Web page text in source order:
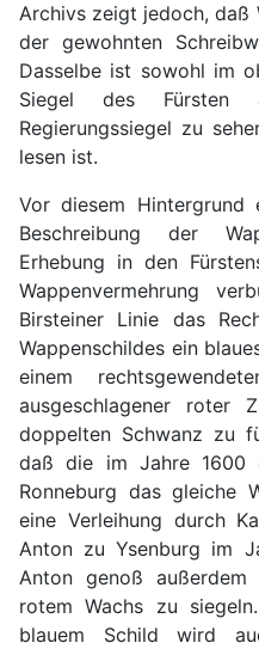
Archivs zeigt jedoch, daß
der gewohnten
Dasselbe ist sowohl im
Siegel des
Regierungssiegel zu
lesen ist.
Vor diesem
Beschreibung der
Erhebung in den
Wappenvermehrung
Birsteiner Linie das
Wappenschildes ein
einem
ausgeschlagener roter
doppelten Schwanz zu
daß die im Jahre 1600
Ronneburg das gleiche
eine Verleihung durch
Anton zu Ysenburg im
Anton genoß
rotem Wachs zu
blauem Schild wird